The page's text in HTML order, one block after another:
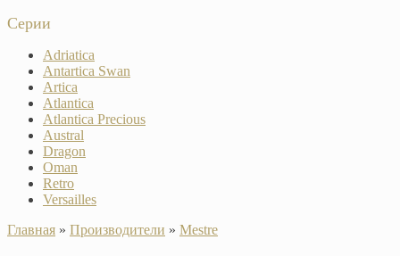
Серии
Adriatica
Antartica Swan
Artica
Atlantica
Atlantica Precious
Austral
Dragon
Oman
Retro
Versailles
Главная » Производители » Mestre